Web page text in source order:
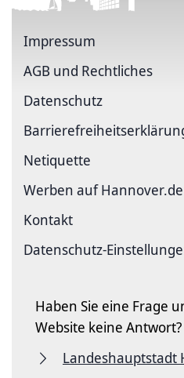
Impressum
AGB und Rechtliches
Datenschutz
Netiquette
Werben auf Hannover.de
Kontakt
Datenschutz-
Haben Sie eine Frage
Website keine Antwort?
Landeshauptstadt